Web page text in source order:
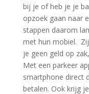
bij je of heb je je
opzoek gaan naar
stappen daarom
met hun mobiel.
je geen geld op
Met een parkeer
smartphone direct
betalen. Ook krijg